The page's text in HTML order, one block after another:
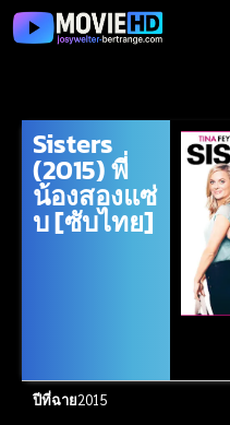
Sisters
(2015) พี่
น้องสองแซ่
บ [ซับไทย]
ปีที่ฉาย2015